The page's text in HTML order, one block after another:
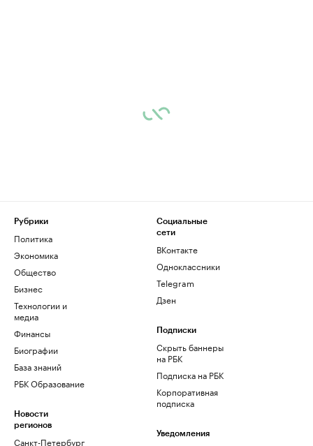
Рубрики
Политика
Экономика
Общество
Бизнес
Технологии и
медиа
Финансы
Биографии
База знаний
РБК Образование
Новости
регионов
Санкт-Петербург
Социальные
сети
ВКонтакте
Одноклассники
Telegram
Дзен
Подписки
Скрыть баннеры
на РБК
Подписка на РБК
Корпоративная
подписка
Уведомления